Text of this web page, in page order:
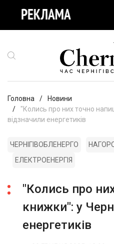
Головна
Новини
"Колись про них точно
відзначили енергетиків
ЧЕРНІГІВОБЛЕНЕРГО
ЕЛЕКТРОЕНЕРГІЯ
"Колись про
книжки": у
енергетиків